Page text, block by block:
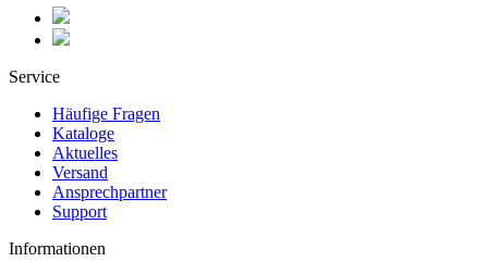
Service
Häufige Fragen
Kataloge
Aktuelles
Versand
Ansprechpartner
Support
Informationen